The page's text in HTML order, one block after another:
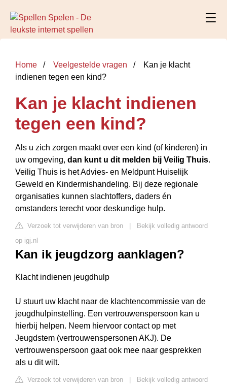
Home Veelgestelde vragen
Kan je klacht
indienen tegen een kind?
Kan je klacht indienen
tegen een kind?
Als u zich zorgen maakt over een kind (of kinderen) in
uw omgeving, dan kunt u dit melden bij Veilig Thuis.
Veilig Thuis is het Advies- en Meldpunt Huiselijk
Geweld en Kindermishandeling. Bij deze regionale
organisaties kunnen slachtoffers, daders én
omstanders terecht voor deskundige hulp.
Verzoek tot verwijderen van bron
Bekijk volledig antwoord
op igj.nl
Kan ik jeugdzorg aanklagen?
Klacht indienen jeugdhulp
U stuurt uw klacht naar de klachtencommissie van de
jeugdhulpinstelling. Een vertrouwenspersoon kan u
hierbij helpen. Neem hiervoor contact op met
Jeugdstem (vertrouwenspersonen AKJ). De
vertrouwenspersoon gaat ook mee naar gesprekken
als u dit wilt.
Verzoek tot verwijderen van bron
Bekijk volledig antwoord